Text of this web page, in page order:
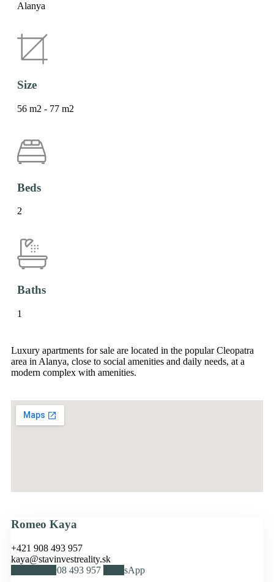
Alanya
Size
56 m2 - 77 m2
Beds
2
Baths
1
Luxury apartments for sale are located in the popular Cleopatra
area in Alanya, close to social amenities and daily needs, at a
modern complex with amenities.
Romeo Kaya
+421 908 493 957
kaya@stavinvestreality.sk
+421 908 493 957 WhatsApp